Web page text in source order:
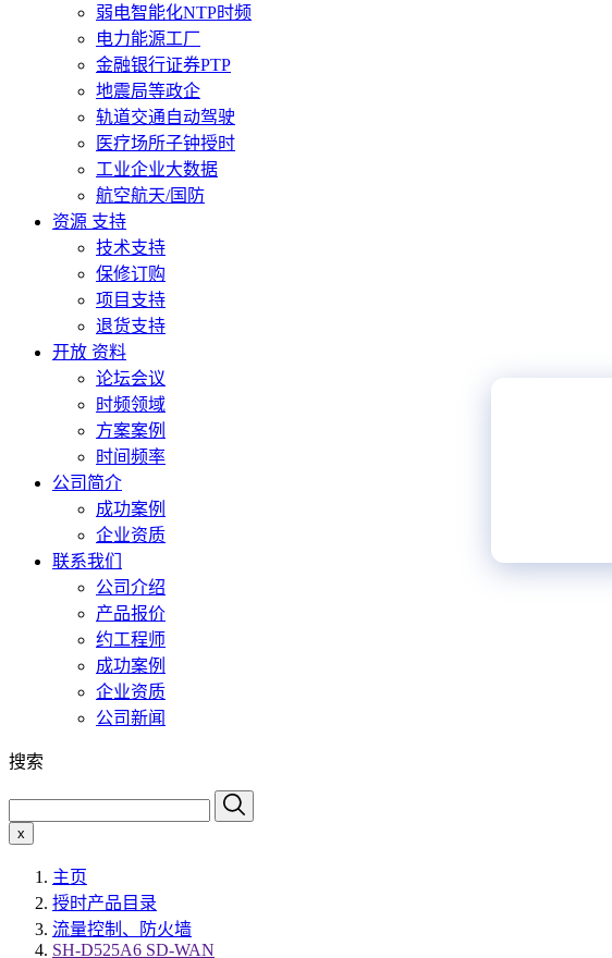
弱电智能化NTP时频
电力能源工厂
金融银行证券PTP
地震局等政企
轨道交通自动驾驶
医疗场所子钟授时
工业企业大数据
航空航天/国防
资源 支持
技术支持
保修订购
项目支持
退货支持
开放 资料
论坛会议
时频领域
方案案例
时间频率
公司简介
成功案例
企业资质
联系我们
公司介绍
产品报价
约工程师
成功案例
企业资质
公司新闻
搜索
x
主页
授时产品目录
流量控制、防火墙
SH-D525A6 SD-WAN